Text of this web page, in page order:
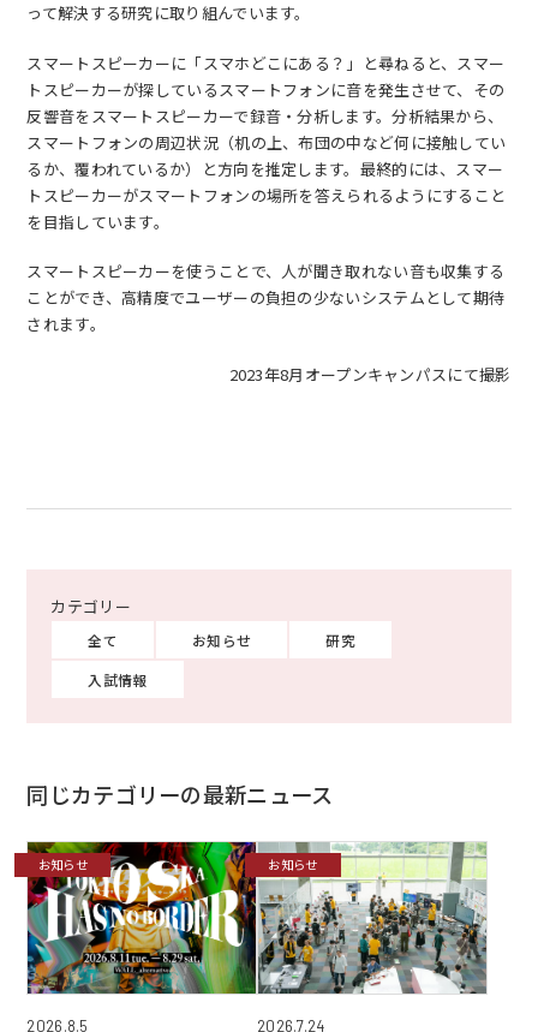
コンセプト動画
って解決する研究に取り組んでいます。
スマートスピーカーに「スマホどこにある？」と尋ねると、スマー
トスピーカーが探しているスマートフォンに音を発生させて、その
反響音をスマートスピーカーで録音・分析します。分析結果から、
スマートフォンの周辺状況（机の上、布団の中など何に接触してい
るか、覆われているか）と方向を推定します。最終的には、スマー
トスピーカーがスマートフォンの場所を答えられるようにすること
を目指しています。
スマートスピーカーを使うことで、人が聞き取れない音も収集する
ことができ、高精度でユーザーの負担の少ないシステムとして期待
されます。
2023年8月 オープンキャンパスにて撮影
全て お知らせ
研究
入試情報
同じカテゴリーの最新ニュース
お知らせ
2026.8.5
お知らせ
2026.7.24